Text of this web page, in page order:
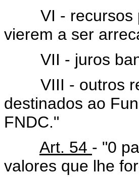
VI - recursos
vierem a ser
VII - juros
VIII - outros
destinados ao
FNDC."
Art. 54 - "0
valores que lhe